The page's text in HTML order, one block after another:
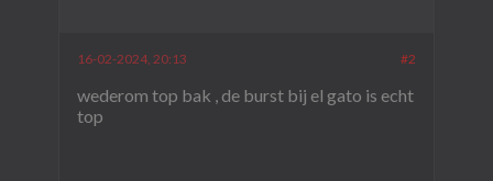
#2
16-02-2024, 20:13
wederom top bak , de burst bij el gato is echt
top